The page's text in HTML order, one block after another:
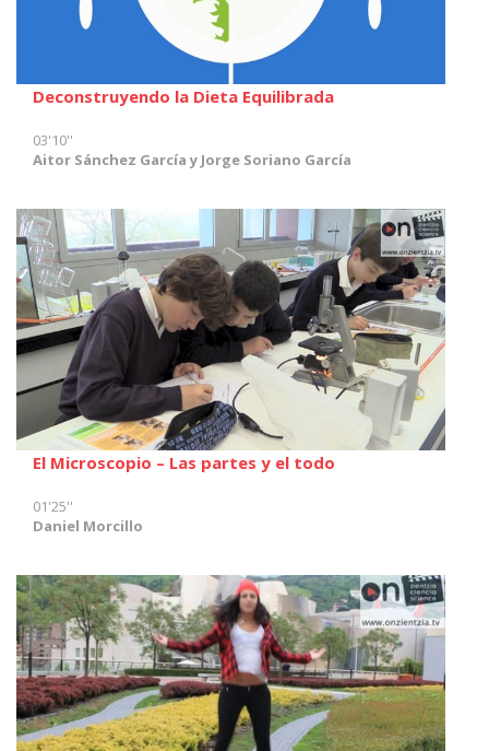
Deconstruyendo la Dieta Equilibrada
03'10''
Aitor Sánchez García y Jorge Soriano García
El Microscopio – Las partes y el todo
01'25''
Daniel Morcillo